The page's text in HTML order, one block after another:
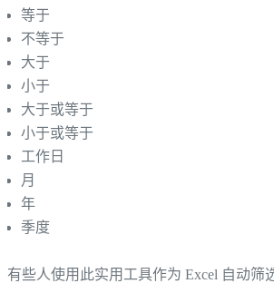
等于
不等于
大于
小于
大于或等于
小于或等于
工作日
月
年
季度
有些人使用此实用工具作为 Excel 自动筛